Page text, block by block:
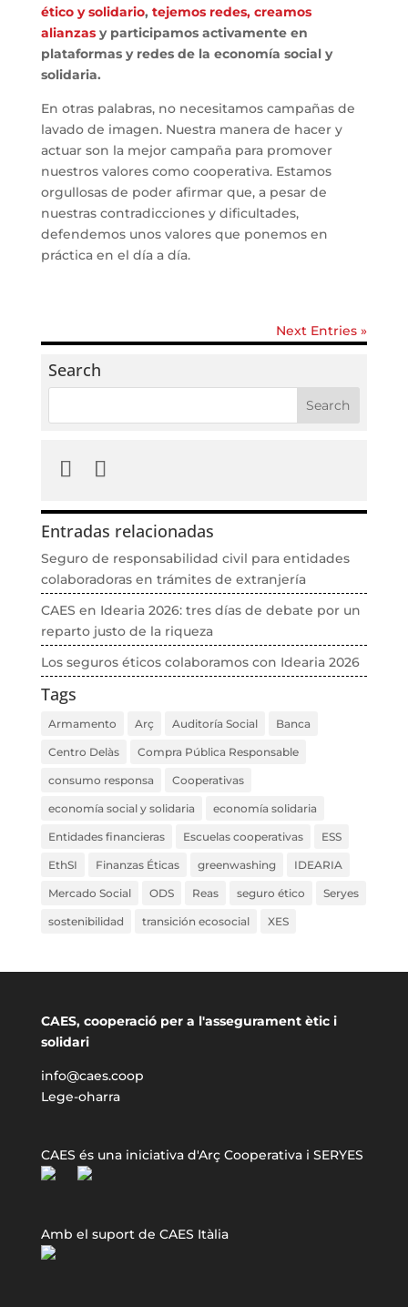
ético y solidario, tejemos redes, creamos
alianzasy participamos activamente en
plataformas y redes de la economía social y
solidaria.
En otras palabras, no necesitamos campañas de
lavado de imagen. Nuestra manera de hacer y
actuar son la mejor campaña para promover
nuestros valores como cooperativa. Estamos
orgullosas de poder afirmar que, a pesar de
nuestras contradicciones y dificultades,
defendemos unos valores que ponemos en
práctica en el día a día.
Next Entries »
Search
Entradas relacionadas
Seguro de responsabilidad civil para entidades
colaboradoras en trámites de extranjería
CAES en Idearia 2026: tres días de debate por un
reparto justo de la riqueza
Los seguros éticos colaboramos con Idearia 2026
Tags
Armamento Arç Auditoría Social Banca
Centro Delàs Compra Pública Responsable
consumo responsa Cooperativas
economía social y solidaria economía solidaria
Entidades financieras Escuelas cooperativas ESS
EthSI Finanzas Éticas greenwashing IDEARIA
Mercado Social ODS Reas seguro ético Seryes
sostenibilidad transición ecosocial XES
CAES, cooperació per a l'assegurament ètic i
solidari
info@caes.coop
Lege-oharra
CAES és una iniciativa d'Arç Cooperativa i SERYES
Amb el suport de CAES Itàlia